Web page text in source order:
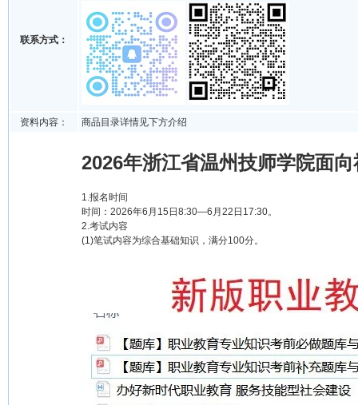
联系方式：
资料内容： 商品目录详情见下方介绍
2026年浙江省温州技师学院面
1.报名时间
时间：2026年6月15日8:30—6月22日17:30。
2.考试内容
(1)笔试内容为综合基础知识，满分100分。